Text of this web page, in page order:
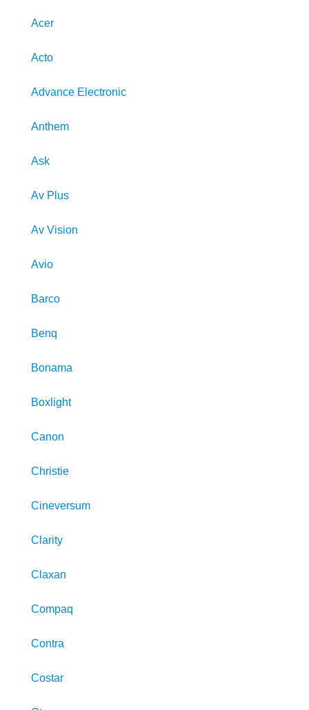
Acer
Acto
Advance Electronic
Anthem
Ask
Av Plus
Av Vision
Avio
Barco
Benq
Bonama
Boxlight
Canon
Christie
Cineversum
Clarity
Claxan
Compaq
Contra
Costar